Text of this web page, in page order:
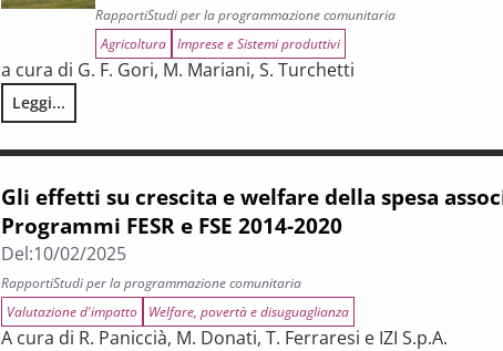
RapportiStudi per la programmazione comunitaria
Agricoltura Imprese e Sistemi produttivi
a cura di G. F. Gori, M. Mariani, S. Turchetti
Leggi...
Gli effetti causali degli interventi per l’imprenditorialità agricola
Gli effetti su crescita e welfare della spesa
Programmi FESR e FSE 2014-2020
Del:10/02/2025
RapportiStudi per la programmazione comunitaria
Valutazione d'impatto
Welfare, povertà e disuguaglianza
A cura di R. Paniccià, M. Donati, T. Ferraresi e IZI S.p.A.